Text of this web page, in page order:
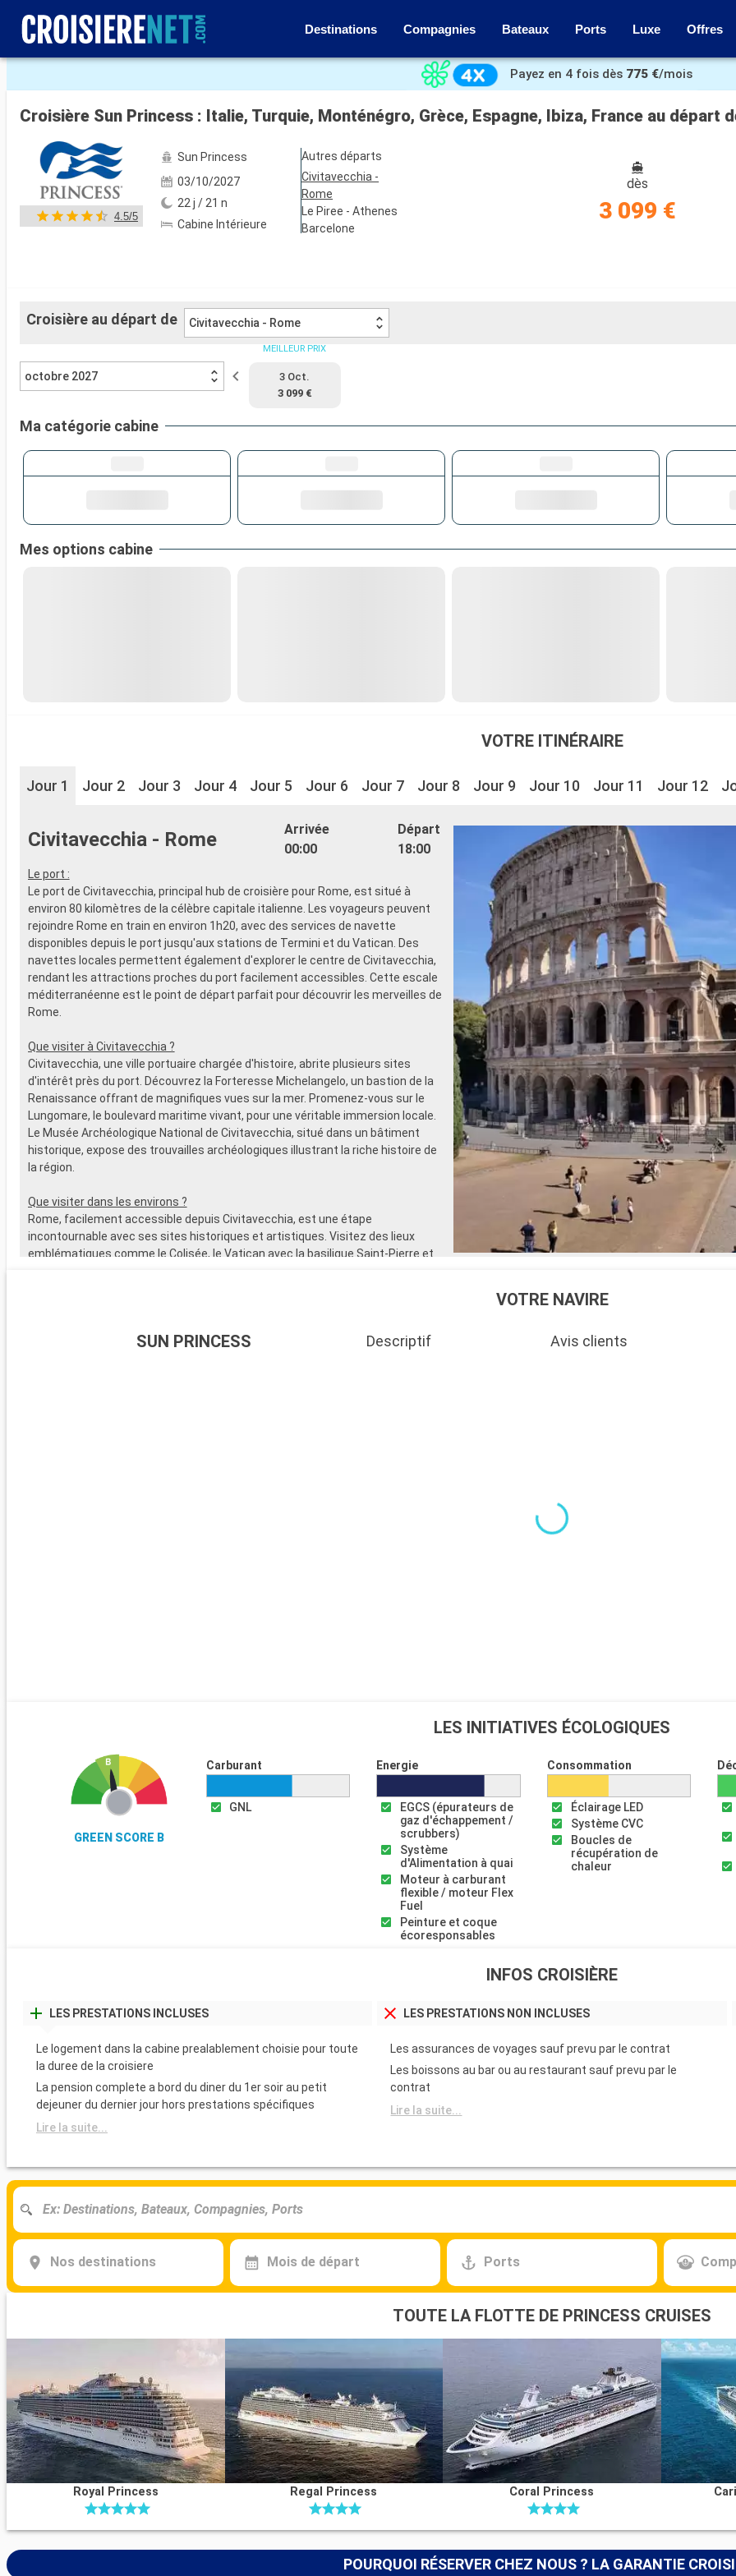
Destinations Compagnies Bateaux Ports Luxe Offres
Voir les 44 autres photos
Payez en 4 fois dès 775 €/mois
Croisière Sun Princess : Italie, Turquie, Monténégro, Grèce, Espagne, Ibiza, France au départ
4.5/5
Sun Princess
03/10/2027
22 j / 21 n
Cabine Intérieure
Autres départs
Civitavecchia -
Rome
Le Piree - Athenes
Barcelone
dès
3 099 €
Croisière au départ de Civitavecchia - Rome
octobre 2027
MEILLEUR PRIX
3 Oct.
3 099 €
Ma catégorie cabine
Mes options cabine
VOTRE ITINÉRAIRE
Jour 1 Jour 2 Jour 3 Jour 4 Jour 5 Jour 6 Jour 7 Jour 8 Jour 9 Jour 10 Jour 11 Jour 12
Civitavecchia - Rome
Arrivée
00:00
Départ
18:00
Le port :
Le port de Civitavecchia, principal hub de croisière pour Rome, est situé à
environ 80 kilomètres de la célèbre capitale italienne. Les voyageurs peuvent
rejoindre Rome en train en environ 1h20, avec des services de navette
disponibles depuis le port jusqu'aux stations de Termini et du Vatican. Des
navettes locales permettent également d'explorer le centre de Civitavecchia,
rendant les attractions proches du port facilement accessibles. Cette escale
méditerranéenne est le point de départ parfait pour découvrir les merveilles de
Rome.
Que visiter à Civitavecchia ?
Civitavecchia, une ville portuaire chargée d'histoire, abrite plusieurs sites
d'intérêt près du port. Découvrez la Forteresse Michelangelo, un bastion de la
Renaissance offrant de magnifiques vues sur la mer. Promenez-vous sur le
Lungomare, le boulevard maritime vivant, pour une véritable immersion locale.
Le Musée Archéologique National de Civitavecchia, situé dans un bâtiment
historique, expose des trouvailles archéologiques illustrant la riche histoire de
la région.
Que visiter dans les environs ?
Rome, facilement accessible depuis Civitavecchia, est une étape
incontournable avec ses sites historiques et artistiques. Visitez des lieux
emblématiques comme le Colisée, le Vatican avec la basilique Saint-Pierre et
étrusques et son musée archéologique. Les jardins de la Villa Farnese à
VOTRE NAVIRE
SUN PRINCESS Descriptif Avis clients
LES INITIATIVES ÉCOLOGIQUES
GREEN SCORE B
Carburant
GNL
Energie
EGCS (épurateurs de
gaz d'échappement /
scrubbers)
Système
d'Alimentation à quai
Moteur à carburant
flexible / moteur Flex
Fuel
Peinture et coque
écoresponsables
Consommation
Éclairage LED
Système CVC
Boucles de
récupération de
chaleur
INFOS CROISIÈRE
LES PRESTATIONS INCLUSES
Le logement dans la cabine prealablement choisie pour toute
la duree de la croisiere
La pension complete a bord du diner du 1er soir au petit
dejeuner du dernier jour hors prestations spécifiques
Lire la suite...
LES PRESTATIONS NON INCLUSES
Les assurances de voyages sauf prevu par le contrat
Les boissons au bar ou au restaurant sauf prevu par le
contrat
Lire la suite...
Nos destinations Mois de départ Ports
TOUTE LA FLOTTE DE PRINCESS CRUISES
Royal Princess Regal Princess Coral Princess
POURQUOI RÉSERVER CHEZ NOUS ? LA GARANTIE